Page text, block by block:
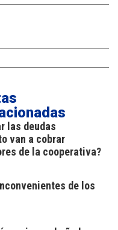
las deudas
van a cobrar
de la cooperativa?
de los